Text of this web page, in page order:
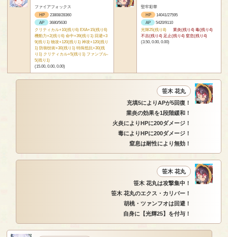
ファイアフォックス
HP
23808/28360
AP
3680/5630
クリティカル+10(残り6) EXA+15(残り6)
機動力+2(残り6) 命中+39(残り1) 回避+3
9(残り1) 物攻+120(残り1) 神攻+120(残り
1) 防御技術+30(残り1) 特殊抵抗+30(残
り1) クリティカル+5(残り1) ファンブル-
5(残り1)
(15.00, 0.00, 0.00)
堅牢彩華
HP
14041/27595
AP
5420/9110
光輝25(残り8)
業炎(残り4) 毒(残り4)
不吉(残り4) 足止(残り4) 窒息(残り4)
(3.50, 0.00, 0.00)
笹木 花丸
充填5によりAPが5回復！
業炎の効果を1段階緩和！
火炎によりHPに200ダメージ！
毒によりHPに200ダメージ！
窒息は耐性により無効！
笹木 花丸
笹木 花丸は攻撃集中！
笹木 花丸のエクス・カリバー！
胡桃・ツァンフオは回避！
自身に【光輝25】を付与！